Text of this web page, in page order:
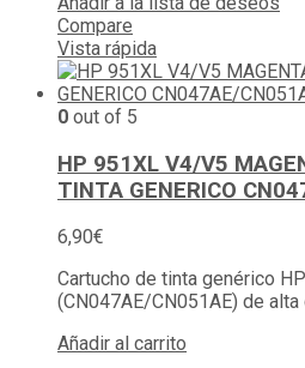
Compare
Vista rápida
0 out of 5
HP 951XL V4/V5
TINTA GENERICO
6,90€
Cartucho de tinta genérico
(CN047AE/CN051AE) de alta
Añadir al carrito